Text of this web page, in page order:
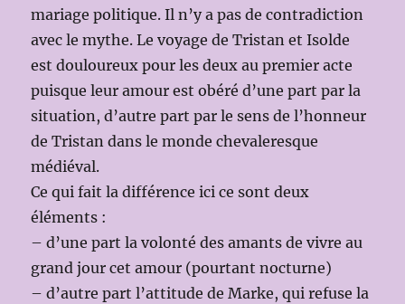
mariage politique. Il n’y a pas de contradiction
avec le mythe. Le voyage de Tristan et Isolde
est douloureux pour les deux au premier acte
puisque leur amour est obéré d’une part par la
situation, d’autre part par le sens de l’honneur
de Tristan dans le monde chevaleresque
médiéval.
Ce qui fait la différence ici ce sont deux
éléments :
– d’une part la volonté des amants de vivre au
grand jour cet amour (pourtant nocturne)
– d’autre part l’attitude de Marke, qui refuse la